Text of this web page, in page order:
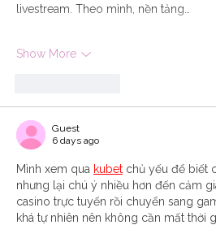
livestream. Theo mình, nền tảng…
Show More
Guest
6 days ago
Mình xem qua kubet chủ yếu để biết
nhưng lại chú ý nhiều hơn đến cảm
casino trực tuyến rồi chuyển sang
khá tự nhiên nên không cần mất thời